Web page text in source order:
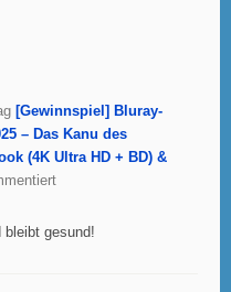
[Gewinnspiel] Bluray-
– Das Kanu des
(4K Ultra HD + BD) &
bleibt gesund!